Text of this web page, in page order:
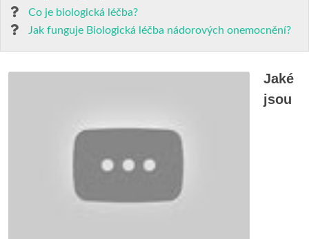
Co je biologická léčba?
Jak funguje Biologická léčba nádorových onemocnění?
Jaké
jsou